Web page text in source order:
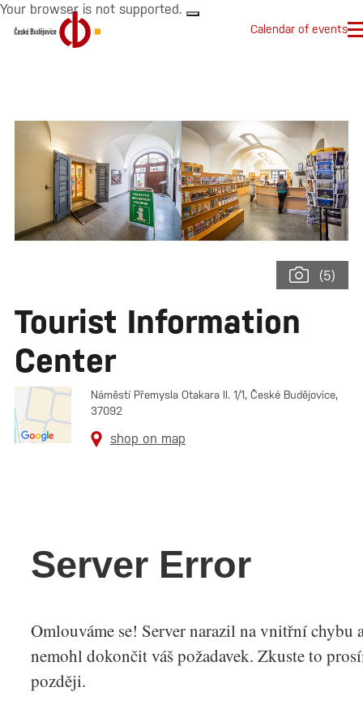
Your browser is not supported.
Calendar of events
(5)
Tourist Information
Center
Náměstí Přemysla Otakara II. 1/1, České Budějovice,
37092
shop on map
Server Error
Omlouváme se! Server narazil na vnitřní chybu
nemohl dokončit váš požadavek. Zkuste to
později.